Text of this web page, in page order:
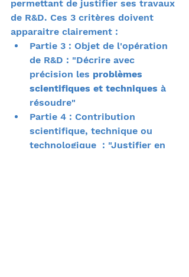
permettant de justifier ses travaux
de R&D. Ces 3 critères doivent
apparaitre clairement :
Partie 3 : Objet de l'opération
de R&D : "Décrire avec
précision les problèmes
scientifiques et techniques à
résoudre"
Partie 4 : Contribution
scientifique, technique ou
technologique  : "Justifier en